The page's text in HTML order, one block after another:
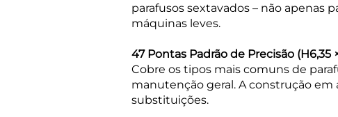
parafusos sextavados – não apenas
máquinas leves.
47 Pontas Padrão de Precisão (H6,35
Cobre os tipos mais comuns de
manutenção geral. A construção em
substituições.